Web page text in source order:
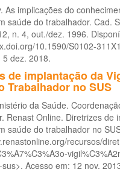
As implicações do
saúde do trabalhador. Cad.
n. 4, out./dez. 1996.
10.1590/S0102-
5 dez. 2018.
de implantação da
Trabalhador no SUS
da Saúde.
Renast Online. Diretrizes de
saúde do trabalhador no
recursos/
Acesso em: 12 nov.